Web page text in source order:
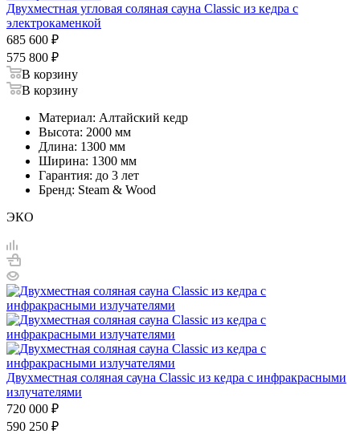
Двухместная угловая соляная сауна Classic из кедра с
электрокаменкой
685 600 ₽
575 800 ₽
В корзину
В корзину
Материал: Алтайский кедр
Высота: 2000 мм
Длина: 1300 мм
Ширина: 1300 мм
Гарантия: до 3 лет
Бренд: Steam & Wood
ЭКО
Двухместная соляная сауна Classic из кедра с инфракрасными
излучателями
720 000 ₽
590 250 ₽